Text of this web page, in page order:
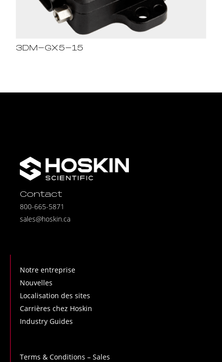
3DM-GX5-15
Contact
800-665-5871
sales@hoskin.ca
Notre entreprise
Nouvelles
Localisation des sites
Carrières chez Hoskin
Industry Guides
Terms & Conditions – Sales